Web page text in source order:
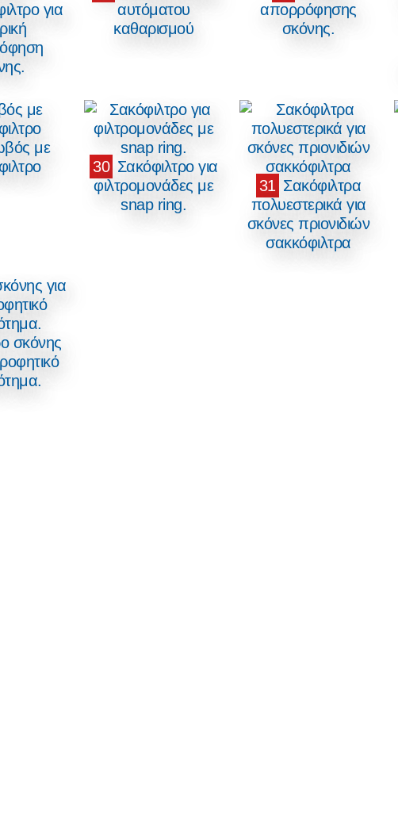
για
αυτόματου
καθαρισμού
απορρόφησης
σκόνης.
με
30 Σακόφιλτρο για
φιλτρομονάδες με
snap ring.
31 Σακόφιλτρα
πολυεστερικά για
σκόνες πριονιδιών
σακκόφιλτρα
σκόνης